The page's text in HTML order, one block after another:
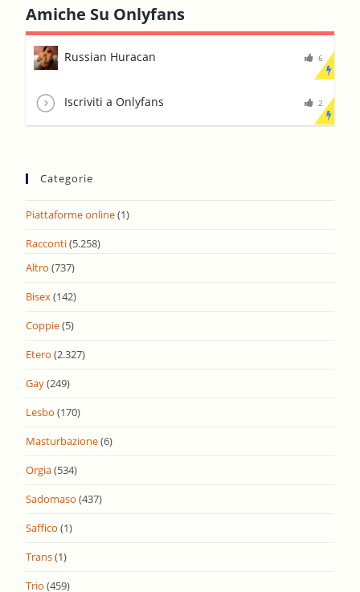
Amiche Su Onlyfans
Russian Huracan 6
Iscriviti a Onlyfans 2
Categorie
Piattaforme online(1)
Racconti(5.258)
Altro (737)
Bisex(142)
Coppie(5)
Etero (2.327)
Gay(249)
Lesbo (170)
Masturbazione(6)
Orgia(534)
Sadomaso (437)
Saffico (1)
Trans(1)
Trio (459)